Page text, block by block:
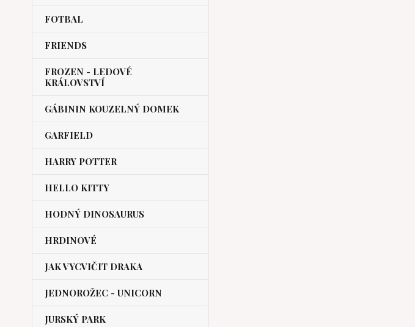
FOTBAL
FRIENDS
FROZEN - LEDOVÉ
KRÁLOVSTVÍ
GÁBININ KOUZELNÝ DOMEK
GARFIELD
HARRY POTTER
HELLO KITTY
HODNÝ DINOSAURUS
HRDINOVÉ
JAK VYCVIČIT DRAKA
JEDNOROŽEC - UNICORN
JURSKÝ PARK